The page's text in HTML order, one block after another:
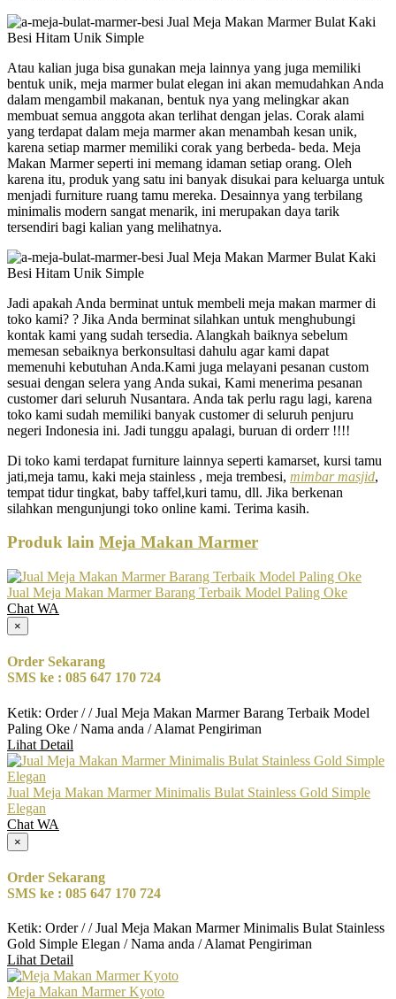
Atau kalian juga bisa gunakan meja lainnya yang juga memiliki
bentuk unik, meja marmer bulat elegan ini akan memudahkan Anda
dalam mengambil makanan, bentuk nya yang melingkar akan
membuat semua anggota akan terlihat dengan jelas. Corak alami
yang terdapat dalam meja marmer akan menambah kesan unik,
karena setiap marmer memiliki corak yang berbeda- beda. Meja
Makan Marmer seperti ini memang idaman setiap orang. Oleh
karena itu, produk yang satu ini banyak disukai para keluarga untuk
menjadi furniture ruang tamu mereka. Desainnya yang terbilang
minimalis modern sangat menarik, ini merupakan daya tarik
tersendiri bagi kalian yang melihatnya.
Jadi apakah Anda berminat untuk membeli meja makan marmer di
toko kami? ? Jika Anda berminat silahkan untuk menghubungi
kontak kami yang sudah tersedia. Alangkah baiknya sebelum
memesan sebaiknya berkonsultasi dahulu agar kami dapat
memenuhi kebutuhan Anda.Kami juga melayani pesanan custom
sesuai dengan selera yang Anda sukai, Kami menerima pesanan
customer dari seluruh Nusantara. Anda tak perlu ragu lagi, karena
toko kami sudah memiliki banyak customer di seluruh penjuru
negeri Indonesia ini. Jadi tunggu apalagi, buruan di orderr !!!!
Di toko kami terdapat furniture lainnya seperti kamarset, kursi tamu
jati,meja tamu, kaki meja stainless , meja trembesi, mimbar masjid,
tempat tidur tingkat, baby taffel,kuri tamu, dll. Jika berkenan
silahkan mengunjungi toko online kami. Terima kasih.
Produk lain Meja Makan Marmer
Jual Meja Makan Marmer Barang Terbaik Model Paling Oke
Chat WA
×
Order Sekarang
SMS ke : 085 647 170 724
Ketik: Order / / Jual Meja Makan Marmer Barang Terbaik Model
Paling Oke / Nama anda / Alamat Pengiriman
Lihat Detail
Jual Meja Makan Marmer Minimalis Bulat Stainless Gold Simple
Elegan
Chat WA
×
Order Sekarang
SMS ke : 085 647 170 724
Ketik: Order / / Jual Meja Makan Marmer Minimalis Bulat Stainless
Gold Simple Elegan / Nama anda / Alamat Pengiriman
Lihat Detail
Meja Makan Marmer Kyoto